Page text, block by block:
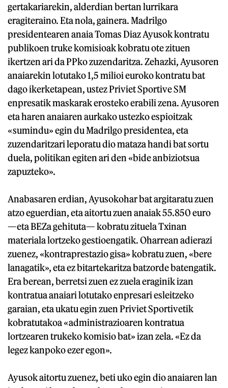
gertakariarekin, alderdian bertan lurrikara
eragiteraino. Eta nola, gainera. Madrilgo
presidentearen anaia Tomas Diaz Ayusok kontratu
publikoen truke komisioak kobratu ote zituen
ikertzen ari da PPko zuzendaritza. Zehazki, Ayusoren
anaiarekin lotutako 1,5 milioi euroko kontratu bat
dago ikerketapean, ustez Priviet Sportive SM
enpresatik maskarak erosteko erabili zena. Ayusoren
eta haren anaiaren aurkako ustezko espioitzak
«sumindu» egin du Madrilgo presidentea, eta
zuzendaritzari leporatu dio mataza handi bat sortu
duela, politikan egiten ari den «bide anbiziotsua
zapuzteko».
Anabasaren erdian, Ayusokohar bat argitaratu zuen
atzo eguerdian, eta aitortu zuen anaiak 55.850 euro
—eta BEZa gehituta— kobratu zituela Txinan
materiala lortzeko gestioengatik. Oharrean adierazi
zuenez, «kontraprestazio gisa» kobratu zuen, «bere
lanagatik», eta ez bitartekaritza batzorde batengatik.
Era berean, berretsi zuen ez zuela eraginik izan
kontratua anaiari lotutako enpresari esleitzeko
garaian, eta ukatu egin zuen Priviet Sportivetik
kobratutakoa «administrazioaren kontratua
lortzearen trukeko komisio bat» izan zela. «Ez da
legez kanpoko ezer egon».
Ayusok aitortu zuenez, beti uko egin dio anaiaren lan